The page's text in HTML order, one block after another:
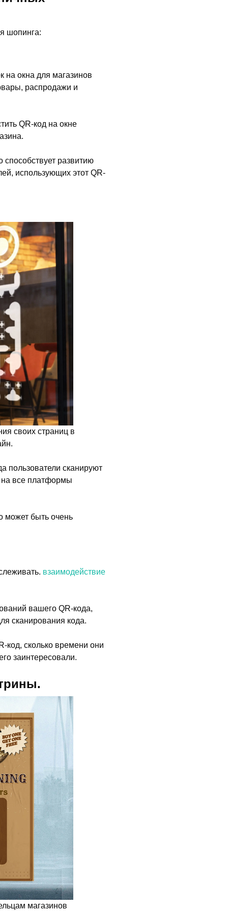
шопинга:
на окна для магазинов
распродажи и
QR-код на окне
способствует развитию
использующих этот QR-
своих страниц в
пользователи сканируют
на все платформы
может быть очень
взаимодействие
вашего QR-кода,
сканирования кода.
код, сколько времени они
заинтересовали.
магазинов